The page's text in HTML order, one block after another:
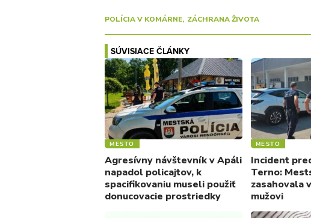
POLÍCIA V KOMÁRNE ZÁCHRANA ŽIVOTA
SÚVISIACE ČLÁNKY
MESTO
Agresívny návštevník v Apáli
napadol policajtov, k
spacifikovaniu museli použiť
donucovacie prostriedky
MESTO
Incident
Terno:
zasahovala
mužovi